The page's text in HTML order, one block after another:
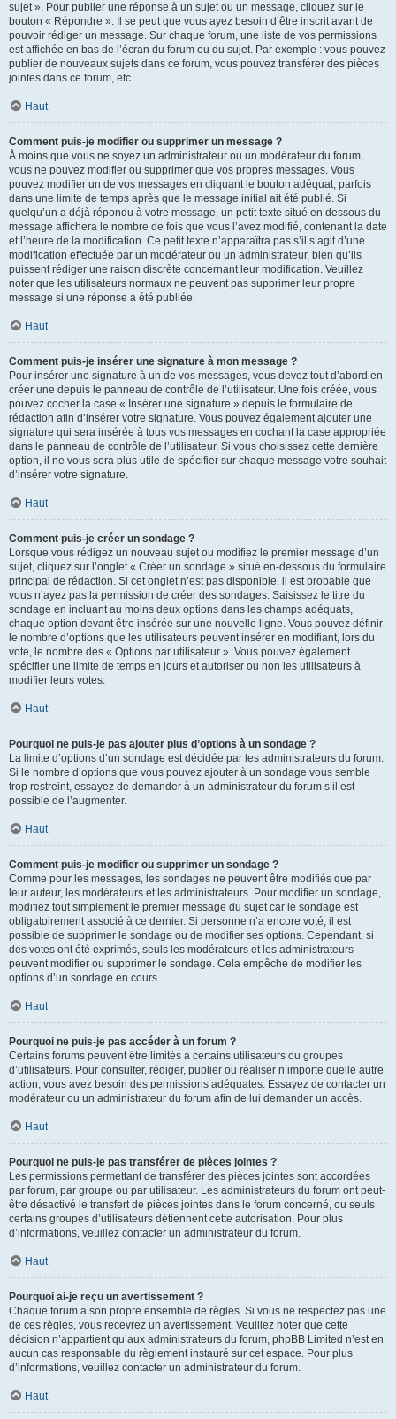
sujet ». Pour publier une réponse à un sujet ou un message, cliquez sur le
bouton « Répondre ». Il se peut que vous ayez besoin d’être inscrit avant de
pouvoir rédiger un message. Sur chaque forum, une liste de vos permissions
est affichée en bas de l’écran du forum ou du sujet. Par exemple : vous pouvez
publier de nouveaux sujets dans ce forum, vous pouvez transférer des pièces
jointes dans ce forum, etc.
Haut
Comment puis-je modifier ou supprimer un message ?
À moins que vous ne soyez un administrateur ou un modérateur du forum,
vous ne pouvez modifier ou supprimer que vos propres messages. Vous
pouvez modifier un de vos messages en cliquant le bouton adéquat, parfois
dans une limite de temps après que le message initial ait été publié. Si
quelqu’un a déjà répondu à votre message, un petit texte situé en dessous du
message affichera le nombre de fois que vous l’avez modifié, contenant la date
et l’heure de la modification. Ce petit texte n’apparaîtra pas s’il s’agit d’une
modification effectuée par un modérateur ou un administrateur, bien qu’ils
puissent rédiger une raison discrète concernant leur modification. Veuillez
noter que les utilisateurs normaux ne peuvent pas supprimer leur propre
message si une réponse a été publiée.
Haut
Comment puis-je insérer une signature à mon message ?
Pour insérer une signature à un de vos messages, vous devez tout d’abord en
créer une depuis le panneau de contrôle de l’utilisateur. Une fois créée, vous
pouvez cocher la case « Insérer une signature » depuis le formulaire de
rédaction afin d’insérer votre signature. Vous pouvez également ajouter une
signature qui sera insérée à tous vos messages en cochant la case appropriée
dans le panneau de contrôle de l’utilisateur. Si vous choisissez cette dernière
option, il ne vous sera plus utile de spécifier sur chaque message votre souhait
d’insérer votre signature.
Haut
Comment puis-je créer un sondage ?
Lorsque vous rédigez un nouveau sujet ou modifiez le premier message d’un
sujet, cliquez sur l’onglet « Créer un sondage » situé en-dessous du formulaire
principal de rédaction. Si cet onglet n’est pas disponible, il est probable que
vous n’ayez pas la permission de créer des sondages. Saisissez le titre du
sondage en incluant au moins deux options dans les champs adéquats,
chaque option devant être insérée sur une nouvelle ligne. Vous pouvez définir
le nombre d’options que les utilisateurs peuvent insérer en modifiant, lors du
vote, le nombre des « Options par utilisateur ». Vous pouvez également
spécifier une limite de temps en jours et autoriser ou non les utilisateurs à
modifier leurs votes.
Haut
Pourquoi ne puis-je pas ajouter plus d’options à un sondage ?
La limite d’options d’un sondage est décidée par les administrateurs du forum.
Si le nombre d’options que vous pouvez ajouter à un sondage vous semble
trop restreint, essayez de demander à un administrateur du forum s’il est
possible de l’augmenter.
Haut
Comment puis-je modifier ou supprimer un sondage ?
Comme pour les messages, les sondages ne peuvent être modifiés que par
leur auteur, les modérateurs et les administrateurs. Pour modifier un sondage,
modifiez tout simplement le premier message du sujet car le sondage est
obligatoirement associé à ce dernier. Si personne n’a encore voté, il est
possible de supprimer le sondage ou de modifier ses options. Cependant, si
des votes ont été exprimés, seuls les modérateurs et les administrateurs
peuvent modifier ou supprimer le sondage. Cela empêche de modifier les
options d’un sondage en cours.
Haut
Pourquoi ne puis-je pas accéder à un forum ?
Certains forums peuvent être limités à certains utilisateurs ou groupes
d’utilisateurs. Pour consulter, rédiger, publier ou réaliser n’importe quelle autre
action, vous avez besoin des permissions adéquates. Essayez de contacter un
modérateur ou un administrateur du forum afin de lui demander un accès.
Haut
Pourquoi ne puis-je pas transférer de pièces jointes ?
Les permissions permettant de transférer des pièces jointes sont accordées
par forum, par groupe ou par utilisateur. Les administrateurs du forum ont peut-
être désactivé le transfert de pièces jointes dans le forum concerné, ou seuls
certains groupes d’utilisateurs détiennent cette autorisation. Pour plus
d’informations, veuillez contacter un administrateur du forum.
Haut
Pourquoi ai-je reçu un avertissement ?
Chaque forum a son propre ensemble de règles. Si vous ne respectez pas une
de ces règles, vous recevrez un avertissement. Veuillez noter que cette
décision n’appartient qu’aux administrateurs du forum, phpBB Limited n’est en
aucun cas responsable du règlement instauré sur cet espace. Pour plus
d’informations, veuillez contacter un administrateur du forum.
Haut